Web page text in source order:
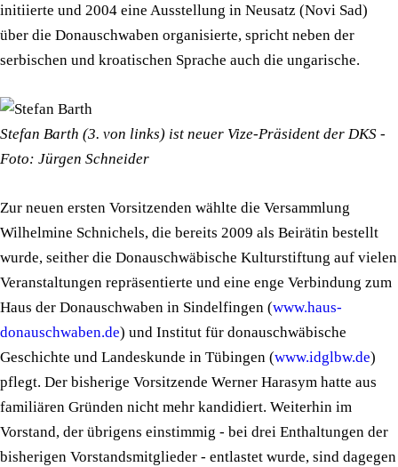
initiierte und 2004 eine Ausstellung in Neusatz (Novi Sad)
über die Donauschwaben organisierte, spricht neben der
serbischen und kroatischen Sprache auch die ungarische.
Stefan Barth (3. von links) ist neuer Vize-Präsident der DKS -
Foto: Jürgen Schneider
Zur neuen ersten Vorsitzenden wählte die Versammlung
Wilhelmine Schnichels, die bereits 2009 als Beirätin bestellt
wurde, seither die Donauschwäbische Kulturstiftung auf vielen
Veranstaltungen repräsentierte und eine enge Verbindung zum
Haus der Donauschwaben in Sindelfingen (www.haus-
donauschwaben.de) und Institut für donauschwäbische
Geschichte und Landeskunde in Tübingen (www.idglbw.de)
pflegt. Der bisherige Vorsitzende Werner Harasym hatte aus
familiären Gründen nicht mehr kandidiert. Weiterhin im
Vorstand, der übrigens einstimmig - bei drei Enthaltungen der
bisherigen Vorstandsmitglieder - entlastet wurde, sind dagegen